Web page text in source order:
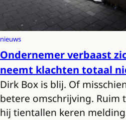
nieuws
Ondernemer verbaast
neemt klachten totaal
Dirk Box is blij. Of
betere omschrijving. Ruim
hij tientallen keren